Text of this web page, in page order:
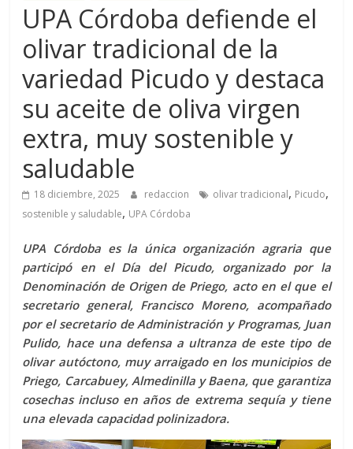
UPA Córdoba defiende el
olivar tradicional de la
variedad Picudo y destaca
su aceite de oliva virgen
extra, muy sostenible y
saludable
18 diciembre, 2025 redaccion olivar tradicional, Picudo,
sostenible y saludable, UPA Córdoba
UPA Córdoba es la única organización agraria que
participó en el Día del Picudo, organizado por la
Denominación de Origen de Priego, acto en el que el
secretario general, Francisco Moreno, acompañado
por el secretario de Administración y Programas, Juan
Pulido, hace una defensa a ultranza de este tipo de
olivar autóctono, muy arraigado en los municipios de
Priego, Carcabuey, Almedinilla y Baena, que garantiza
cosechas incluso en años de extrema sequía y tiene
una elevada capacidad polinizadora.